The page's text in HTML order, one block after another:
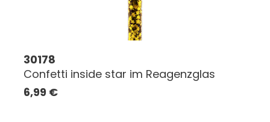
30178
Confetti inside star im Reagenzglas
6,99 €